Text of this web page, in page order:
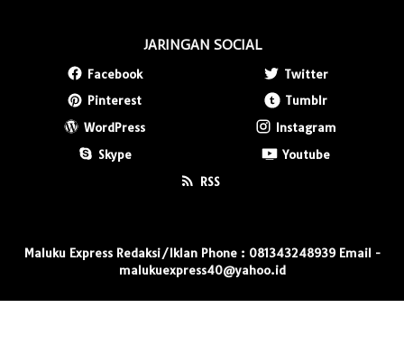
JARINGAN SOCIAL
Facebook
Twitter
Pinterest
Tumblr
WordPress
Instagram
Skype
Youtube
RSS
Maluku Express Redaksi/Iklan Phone : 081343248939 Email -
malukuexpress40@yahoo.id